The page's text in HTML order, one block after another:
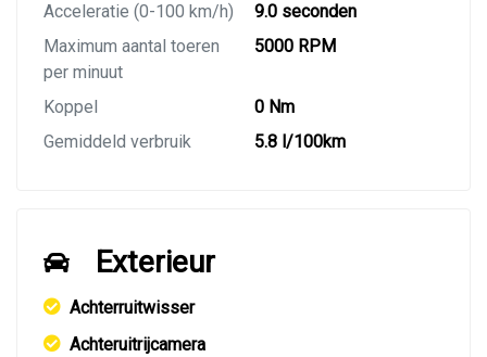
Acceleratie (0-100 km/h)
9.0 seconden
Maximum aantal toeren
per minuut
5000 RPM
Koppel
0 Nm
Gemiddeld verbruik
5.8 l/100km
Exterieur
Achterruitwisser
Achteruitrijcamera